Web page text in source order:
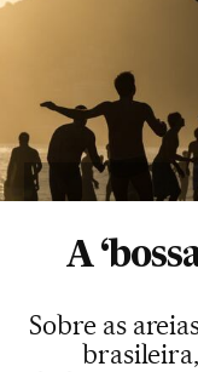
A
Sobre as